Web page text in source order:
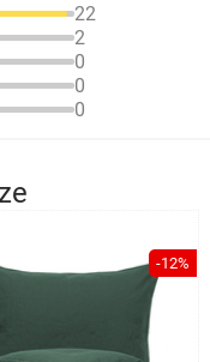
22
2
0
0
0
-12%